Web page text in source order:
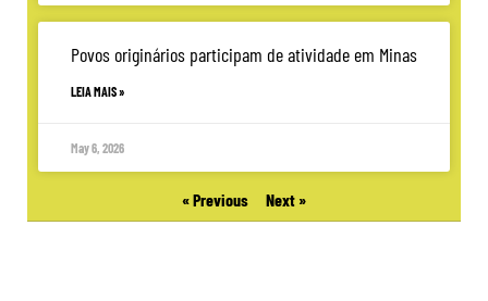
Povos originários participam de atividade em Minas
LEIA MAIS »
May 6, 2026
« Previous Next »